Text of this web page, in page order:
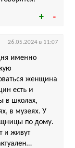
именно
женщина
есть и
в школах,
в музеях. У
по дому.
и живут
26.05.2024 в 11:07